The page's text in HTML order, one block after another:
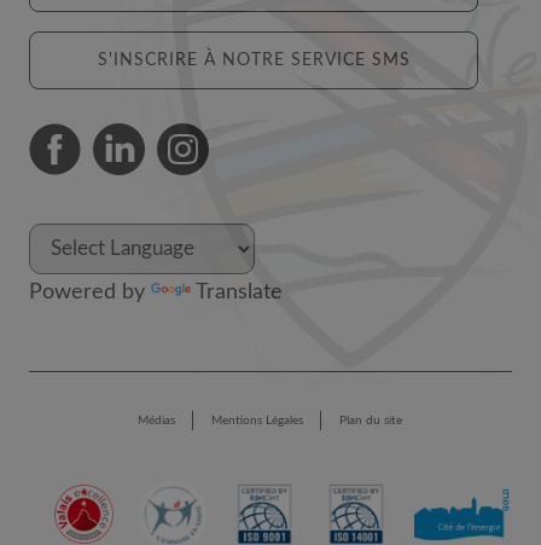
S'INSCRIRE À NOTRE SERVICE SMS
Powered by Translate
Médias Mentions Légales Plan du site